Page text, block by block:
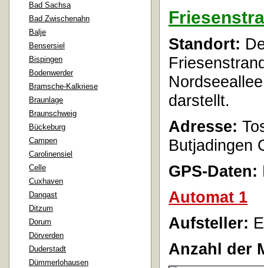
Bad Sachsa
Bad Zwischenahn
Balje
Bensersiel
Bispingen
Bodenwerder
Bramsche-Kalkriese
Braunlage
Braunschweig
Bückeburg
Campen
Carolinensiel
Celle
Cuxhaven
Dangast
Ditzum
Dorum
Dörverden
Duderstadt
Dümmerlohausen
Standort:
darstellt.
Adresse:
Butjadingen
GPS-Daten:
Automat 1
Aufsteller:
Anzahl der